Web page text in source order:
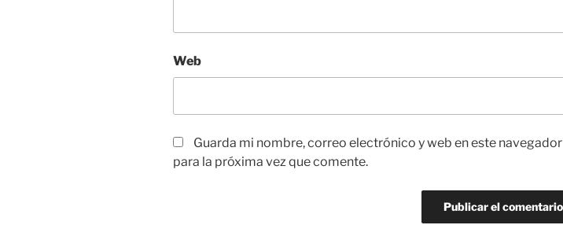
Web
Guarda mi nombre, correo electrónico y web en este navegador
para la próxima vez que comente.